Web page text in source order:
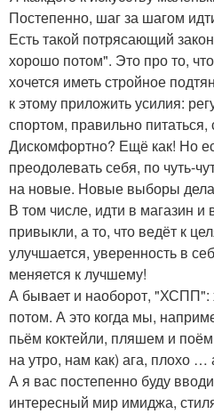
Постепенно, шаг за шагом
Есть такой потрясающий
хорошо потом". Это про то,
хочется иметь стройное
к этому приложить усилия:
спортом, правильно
Дискомфортно? Ещё как! Но
преодолевать себя, по чуть-
на новые. Новые выборы
В том числе, идти в магазин и
привыкли, а то, что ведёт к
улучшается, уверенность в
меняется к лучшему!
А бывает и наоборот, "ХСПП":
потом. А это когда мы,
пьём коктейли, пляшем и
на утро, нам как) ага, плохо
А я вас постепенно буду
интересный мир имиджа,